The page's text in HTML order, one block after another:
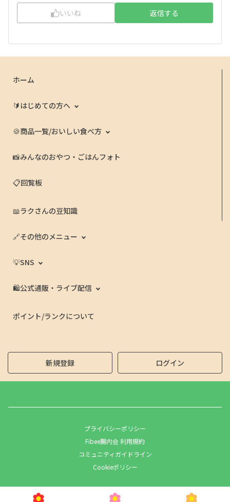
いいね 返信する
ホーム
🔰はじめての方へ
🍪商品一覧/おいしい食べ方
📸みんなのおやつ・ごはんフォト
📋回覧板
📖ラクさんの豆知識
🔗その他のメニュー
💡SNS
🛍️公式通販・ライブ配信
ポイント/ランクについて
新規登録 ログイン
プライバシーポリシー
Fibee腸内会 利用規約
コミュニティガイドライン
Cookieポリシー